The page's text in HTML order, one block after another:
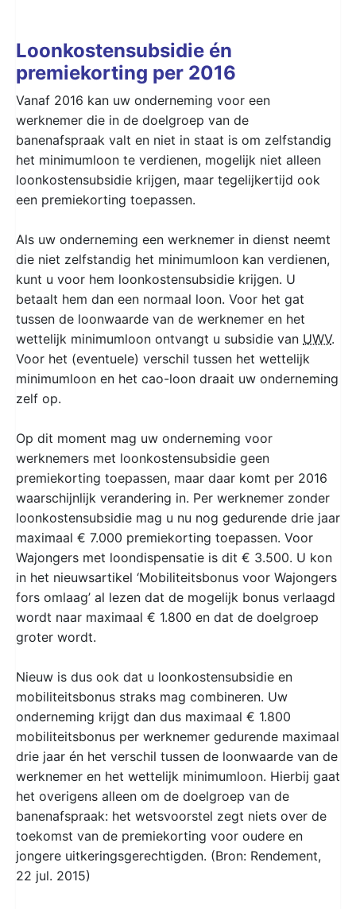
Loonkostensubsidie én
premiekorting per 2016
Vanaf 2016 kan uw onderneming voor een
werknemer die in de doelgroep van de
banenafspraak valt en niet in staat is om zelfstandig
het minimumloon te verdienen, mogelijk niet alleen
loonkostensubsidie krijgen, maar tegelijkertijd ook
een premiekorting toepassen.
Als uw onderneming een werknemer in dienst neemt
die niet zelfstandig het minimumloon kan verdienen,
kunt u voor hem loonkostensubsidie krijgen. U
betaalt hem dan een normaal loon. Voor het gat
tussen de loonwaarde van de werknemer en het
wettelijk minimumloon ontvangt u subsidie van UWV.
Voor het (eventuele) verschil tussen het wettelijk
minimumloon en het cao-loon draait uw onderneming
zelf op.
Op dit moment mag uw onderneming voor
werknemers met loonkostensubsidie geen
premiekorting toepassen, maar daar komt per 2016
waarschijnlijk verandering in. Per werknemer zonder
loonkostensubsidie mag u nu nog gedurende drie jaar
maximaal € 7.000 premiekorting toepassen. Voor
Wajongers met loondispensatie is dit € 3.500. U kon
in het nieuwsartikel ‘Mobiliteitsbonus voor Wajongers
fors omlaag’ al lezen dat de mogelijk bonus verlaagd
wordt naar maximaal € 1.800 en dat de doelgroep
groter wordt.
Nieuw is dus ook dat u loonkostensubsidie en
mobiliteitsbonus straks mag combineren. Uw
onderneming krijgt dan dus maximaal € 1.800
mobiliteitsbonus per werknemer gedurende maximaal
drie jaar én het verschil tussen de loonwaarde van de
werknemer en het wettelijk minimumloon. Hierbij gaat
het overigens alleen om de doelgroep van de
banenafspraak: het wetsvoorstel zegt niets over de
toekomst van de premiekorting voor oudere en
jongere uitkeringsgerechtigden. (Bron: Rendement,
22 jul. 2015)